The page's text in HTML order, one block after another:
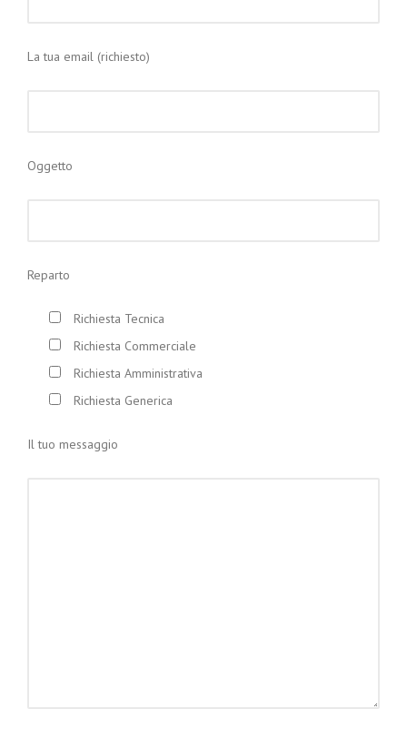
La tua email (richiesto)
Oggetto
Reparto
Richiesta Tecnica
Richiesta Commerciale
Richiesta Amministrativa
Richiesta Generica
Il tuo messaggio